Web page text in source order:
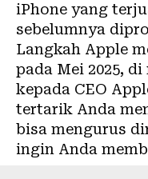
iPhone yang
sebelumnya
Langkah Apple
pada Mei 2025,
kepada CEO
tertarik Anda
bisa mengurus
ingin Anda